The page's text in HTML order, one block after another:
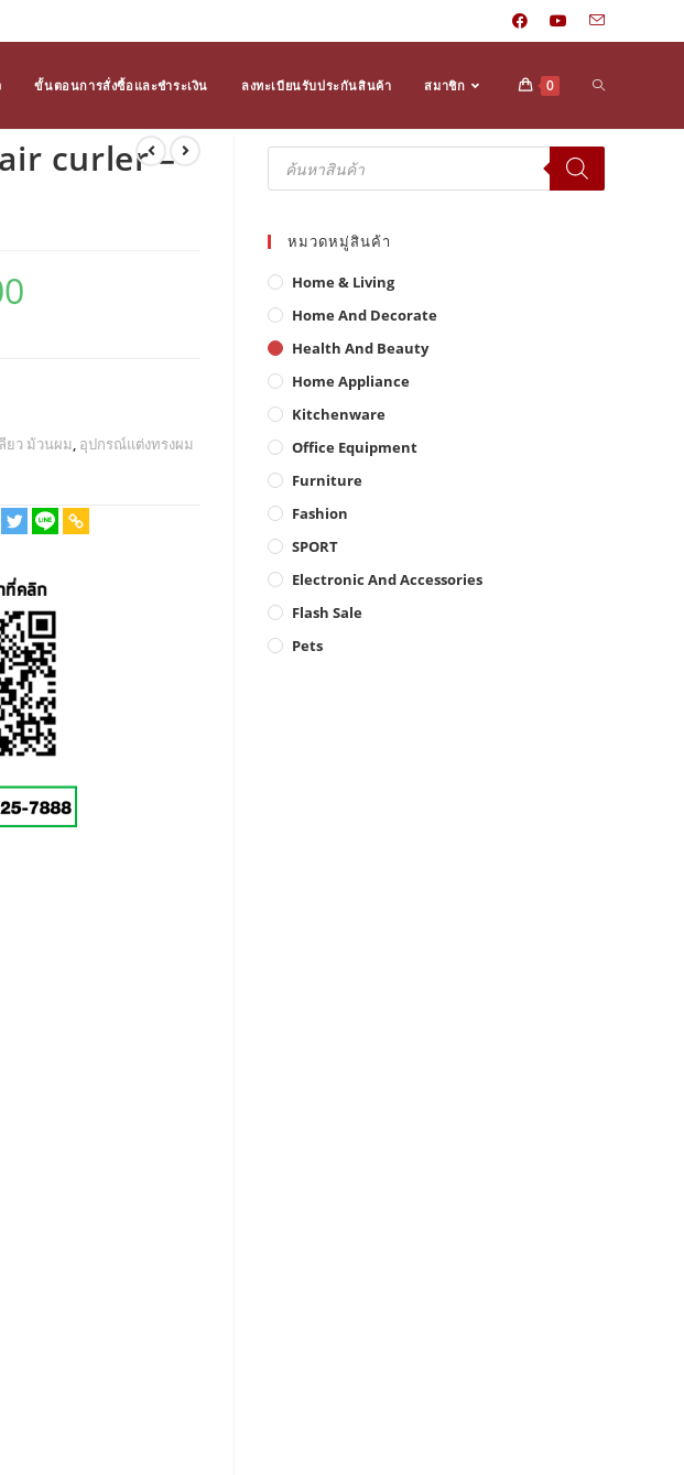
ขั้นตอนการสั่งซื้อและชำระเงิน ลงทะเบียนรับประกันสินค้า สมาชิก 0 Toggle
curler –
ยว ม้วนผม, อุปกรณ์แต่งทรงผม
Products
search
หมวดหมู่สินค้า
Home & Living
Home And Decorate
Health And Beauty
Home Appliance
Kitchenware
Office Equipment
Furniture
Fashion
SPORT
Electronic And Accessories
Flash Sale
Pets